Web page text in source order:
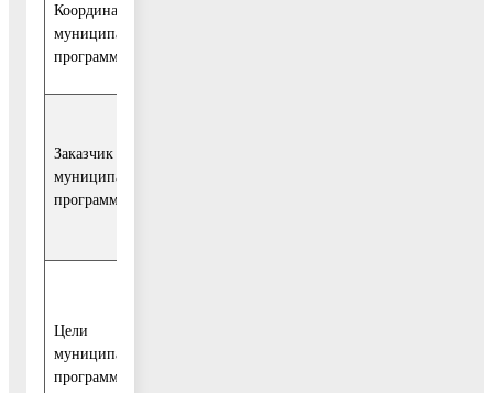
Координатор
муниципальной
программы
Заказчик
муниципальной
программы
Цели
муниципальной
программы